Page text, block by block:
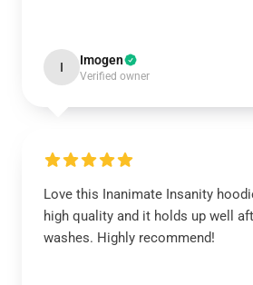
I Imogen
Verified owner
Love this Inanimate Insanity
high quality and it holds up well
washes. Highly recommend!